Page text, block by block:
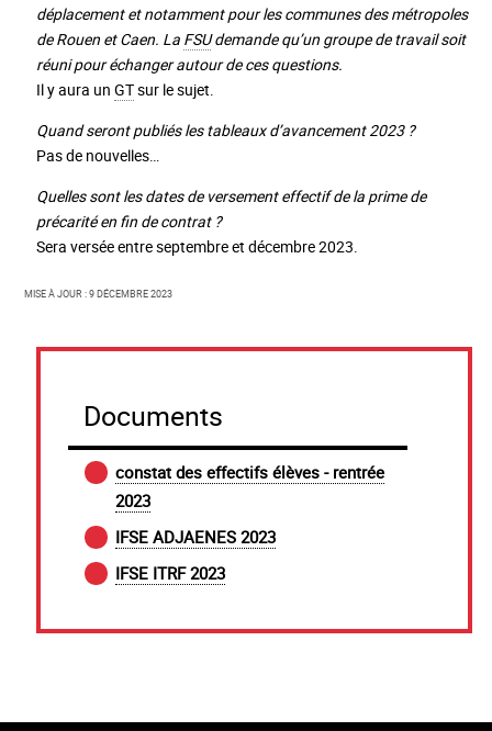
déplacement et notamment pour les communes des métropoles
de Rouen et Caen. La FSUdemande qu’un groupe de travail soit
réuni pour échanger autour de ces questions.
Il y aura un GTsur le sujet.
Quand seront publiés les tableaux d’avancement 2023 ?
Pas de nouvelles…
Quelles sont les dates de versement effectif de la prime de
précarité en fin de contrat ?
Sera versée entre septembre et décembre 2023.
Mise à jour : 9 décembre 2023
Documents
constat des effectifs élèves - rentrée
2023
IFSE ADJAENES 2023
IFSE ITRF 2023